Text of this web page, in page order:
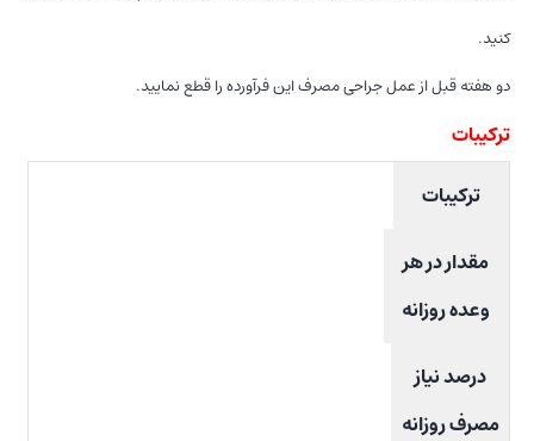
کنید.
دو هفته قبل از عمل جراحی مصرف این فرآورده را قطع نمایید.
ترکیبات
ترکیبات
مقدار در هر
وعده روزانه
درصد نیاز
مصرف روزانه